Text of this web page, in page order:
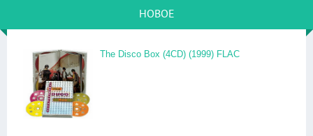
НОВОЕ
The Disco Box (4CD) (1999) FLAC